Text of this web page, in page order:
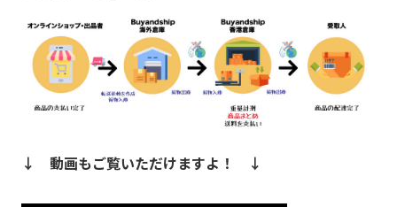
↓ 動画もご覧いただけますよ！ ↓